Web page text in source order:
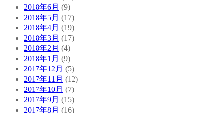
2018年6月 (9)
2018年5月 (17)
2018年4月 (19)
2018年3月 (17)
2018年2月 (4)
2018年1月 (9)
2017年12月 (5)
2017年11月 (12)
2017年10月 (7)
2017年9月 (15)
2017年8月 (16)